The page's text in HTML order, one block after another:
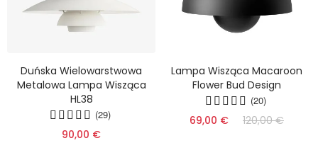
Duńska Wielowarstwowa
Metalowa Lampa Wisząca
HL38
(29)
90,00 €
Lampa Wisząca Macaroon
Flower Bud Design
(20)
69,00 € 120,00 €